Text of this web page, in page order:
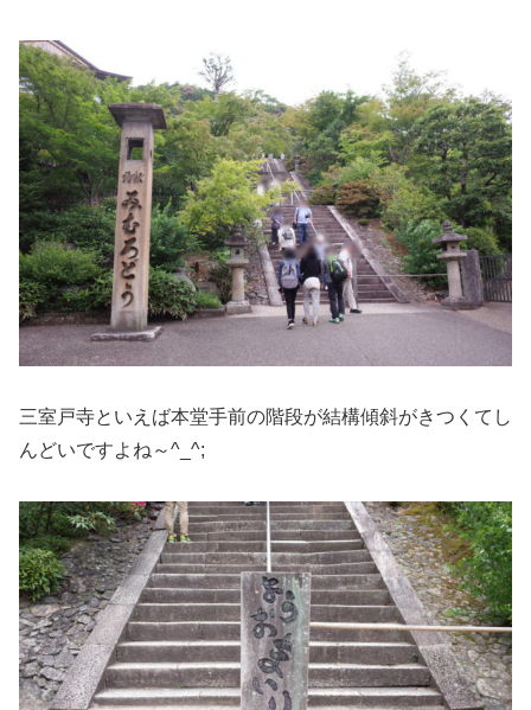
三室戸寺といえば本堂手前の階段が結構傾斜がきつくてし
んどいですよね～^_^;